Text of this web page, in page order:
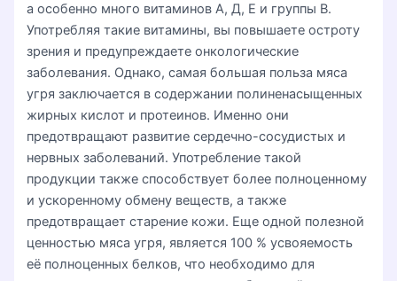
а особенно много витаминов А, Д, Е и группы В.
Употребляя такие витамины, вы повышаете остроту
зрения и предупреждаете онкологические
заболевания. Однако, самая большая польза мяса
угря заключается в содержании полиненасыщенных
жирных кислот и протеинов. Именно они
предотвращают развитие сердечно-сосудистых и
нервных заболеваний. Употребление такой
продукции также способствует более полноценному
и ускоренному обмену веществ, а также
предотвращает старение кожи. Еще одной полезной
ценностью мяса угря, является 100 % усвояемость
её полноценных белков, что необходимо для